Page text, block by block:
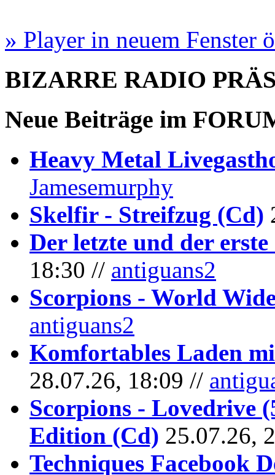
» Player in neuem Fenster
BIZARRE RADIO
Neue Beiträge im
Heavy Metal
Jamesemurphy
Skelfir - Streifzug (Cd)
Der letzte und der erste
18:30 // antiguans2
Scorpions - World
antiguans2
Komfortables Laden
28.07.26, 18:09 //
Scorpions - Lovedrive
Edition (Cd) 25.07.26,
Techniques Facebook